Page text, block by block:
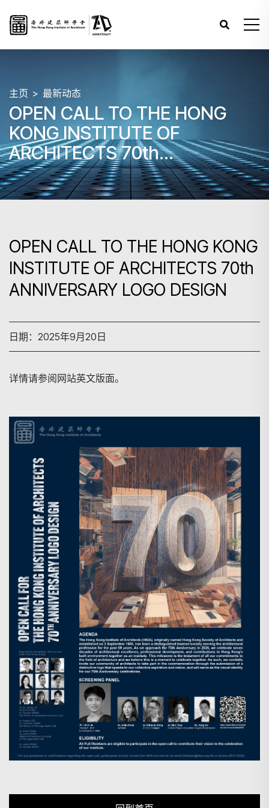
搜寻
主页 最新动态
OPEN CALL TO THE HONG
KONG INSTITUTE OF
ARCHITECTS 70th
ANNIVERSARY LOGO DESIGN
OPEN CALL TO THE HONG KONG
INSTITUTE OF ARCHITECTS 70th
ANNIVERSARY LOGO DESIGN
日期：2025年9月20日
详情请参阅网站英文版面。